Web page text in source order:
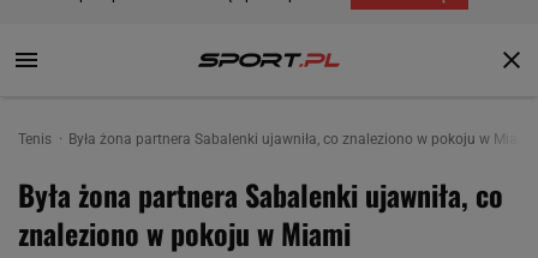
Tenis Była żona partnera Sabalenki ujawniła, co znaleziono w pokoju w Miami
Była żona partnera Sabalenki ujawniła, co
znaleziono w pokoju w Miami